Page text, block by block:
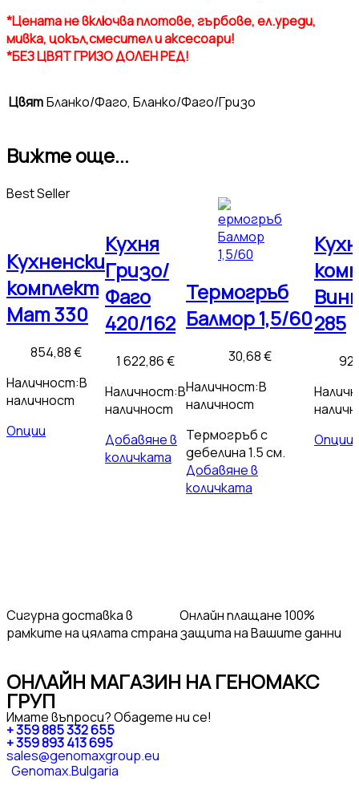
*Цената не включва плотове, гърбове, ел.уреди,
мивка, цокъл,смесител и аксесоари!
*БЕЗ ЦВЯТ ГРИЗО ДОЛЕН РЕД!
ЦвятБланко/Фаго, Бланко/Фаго/Гризо
Вижте още...
Best Seller
Кухненски
комплект
Мат 330
854,88€
Наличност:В
наличност
Опции
Кухня
Гризо/
Фаго
420/162
1 622,86€
Наличност:В
наличност
Добавяне в
количката
Термогръб
Балмор 1,5/60
30,68€
Наличност:В
наличност
Термогръб с
дебелина 1.5 см.
Добавяне в
количката
285
Опции
Сигурна доставкав
рамките на цялата страна
Онлайн плащане100%
защита на Вашите данни
ОНЛАЙН МАГАЗИН НА ГЕНОМАКС
ГРУП
Имате въпроси? Обадете ни се!
+ 359 885 332 655
+ 359 893 413 695
sales@genomaxgroup.eu
Genomax.Bulgaria